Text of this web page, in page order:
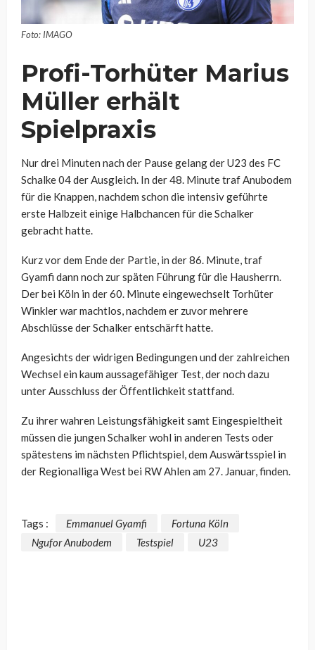
Foto: IMAGO
Profi-Torhüter Marius
Müller erhält
Spielpraxis
Nur drei Minuten nach der Pause gelang der U23 des FC
Schalke 04 der Ausgleich. In der 48. Minute traf Anubodem
für die Knappen, nachdem schon die intensiv geführte
erste Halbzeit einige Halbchancen für die Schalker
gebracht hatte.
Kurz vor dem Ende der Partie, in der 86. Minute, traf
Gyamfi dann noch zur späten Führung für die Hausherrn.
Der bei Köln in der 60. Minute eingewechselt Torhüter
Winkler war machtlos, nachdem er zuvor mehrere
Abschlüsse der Schalker entschärft hatte.
Angesichts der widrigen Bedingungen und der zahlreichen
Wechsel ein kaum aussagefähiger Test, der noch dazu
unter Ausschluss der Öffentlichkeit stattfand.
Zu ihrer wahren Leistungsfähigkeit samt Eingespieltheit
müssen die jungen Schalker wohl in anderen Tests oder
spätestens im nächsten Pflichtspiel, dem Auswärtsspiel in
der Regionalliga West bei RW Ahlen am 27. Januar, finden.
Tags : Emmanuel Gyamfi
Fortuna Köln
Ngufor Anubodem
Testspiel U23